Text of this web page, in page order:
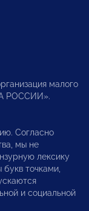
малого
РОССИИ».
Согласно
мы не
лексику
точками,
и социальной